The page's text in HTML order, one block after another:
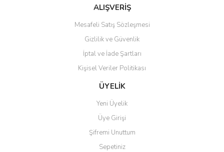
Bu ürüne benzer farklı alternatifler olmalı.
Gönder
ALIŞVERİŞ
Mesafeli Satış Sözleşmesi
Gizlilik ve Güvenlik
İptal ve İade Şartları
Kişisel Veriler Politikası
ÜYELİK
Yeni Üyelik
Üye Girişi
Şifremi Unuttum
Sepetiniz